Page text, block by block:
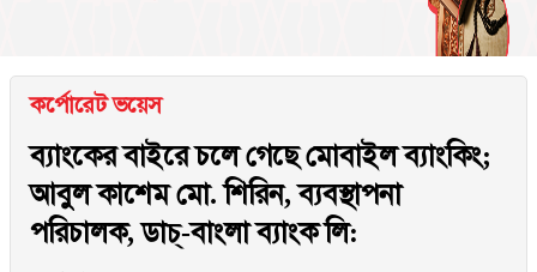
কর্পোরেট ভয়েস
ব্যাংকের বাইরে চলে গেছে মোবাইল ব্যাংকিং;
আবুল কাশেম মো. শিরিন, ব্যবস্থাপনা
পরিচালক, ডাচ্-বাংলা ব্যাংক লি: